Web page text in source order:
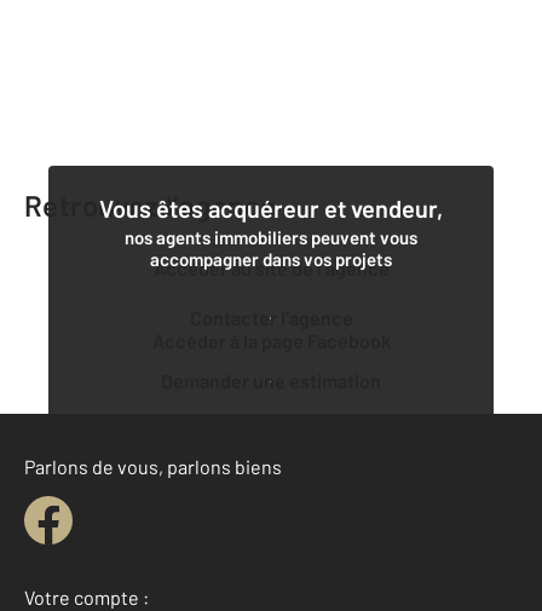
Vous êtes acquéreur et vendeur,
nos agents immobiliers peuvent vous
accompagner dans vos projets
Contacter l’agence
Demander une estimation
Retrouvez l’agence
Accéder au site de l’agence
Parlons de vous, parlons biens
Votre compte :